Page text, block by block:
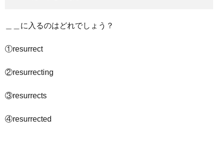
＿＿に入るのはどれでしょう？
①resurrect
②resurrecting
③resurrects
④resurrected